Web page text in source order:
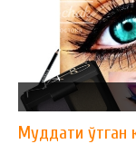
Муддати ўтган